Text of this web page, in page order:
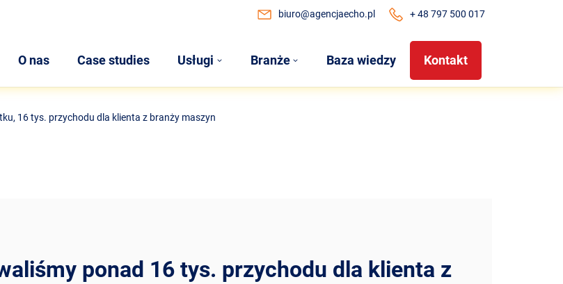
biuro@agencjaecho.pl + 48 797 500 017
O nas Case studies Usługi Branże Baza wiedzy Kontakt
16 tys. przychodu dla klienta z branży maszyn
ponad 16 tys. przychodu dla klienta z